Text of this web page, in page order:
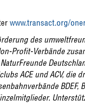
www.transact.org/
des
Profit-Verbände
ACE und ACV, die
BDEF,